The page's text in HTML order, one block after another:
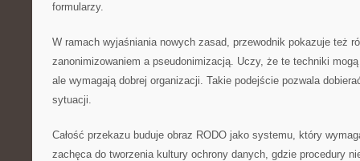
formularzy.
W ramach wyjaśniania nowych zasad, przewodnik pokazuje też
zanonimizowaniem a pseudonimizacją. Uczy, że te techniki
ale wymagają dobrej organizacji. Takie podejście pozwala
sytuacji.
Całość przekazu buduje obraz RODO jako systemu, który
zachęca do tworzenia kultury ochrony danych, gdzie procedury